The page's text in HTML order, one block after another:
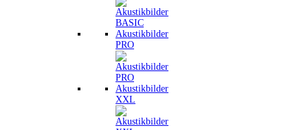
Akustikbilder
PRO
Akustikbilder
XXL